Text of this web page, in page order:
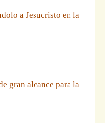
a Jesucristo en la
gran alcance para la